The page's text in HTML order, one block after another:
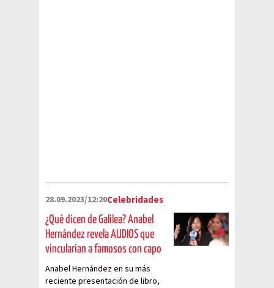
28.09.2023/12:20Celebridades
¿Qué dicen de Galilea? Anabel
Hernández revela AUDIOS que
vincularían a famosos con capo
Anabel Hernández en su más
reciente presentación de libro,